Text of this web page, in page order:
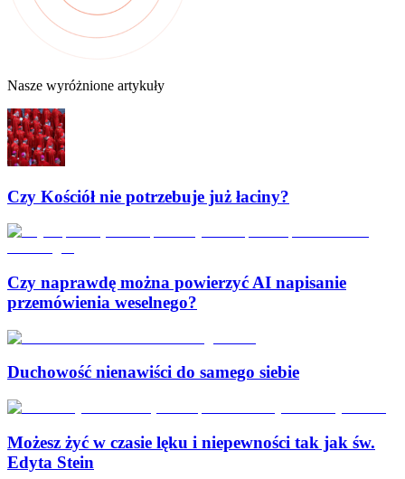
Nasze wyróżnione artykuły
Czy Kościół nie potrzebuje już łaciny?
Czy naprawdę można powierzyć AI napisanie
przemówienia weselnego?
Duchowość nienawiści do samego siebie
Możesz żyć w czasie lęku i niepewności tak jak św.
Edyta Stein